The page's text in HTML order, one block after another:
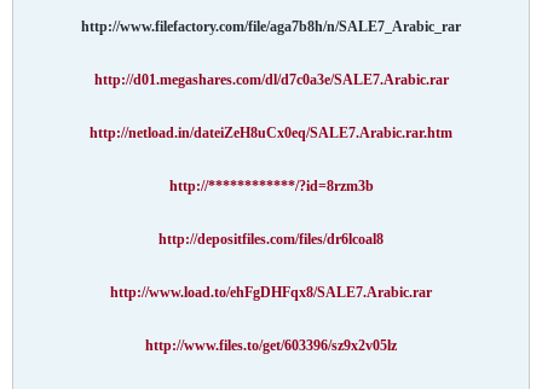
http://www.filefactory.com/file/aga7b8h/n/SALE7_Arabic_rar
http://d01.megashares.com/dl/d7c0a3e/SALE7.Arabic.rar
http://netload.in/dateiZeH8uCx0eq/SALE7.Arabic.rar.htm
http://************/?id=8rzm3b
http://depositfiles.com/files/dr6lcoal8
http://www.load.to/ehFgDHFqx8/SALE7.Arabic.rar
http://www.files.to/get/603396/sz9x2v05lz